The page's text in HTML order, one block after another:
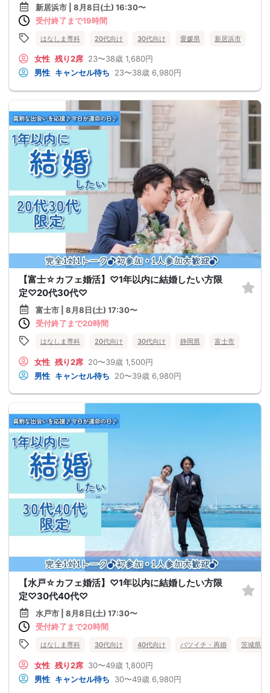
新居浜市 | 8月8日(土) 16:30〜
受付終了まで19時間
はなしま専科 20代向け 30代向け 愛媛県 新居浜市
女性 残り2席 23〜38歳 1,680円
男性 キャンセル待ち 23〜38歳 6,980円
【富士☆カフェ婚活】♡1年以内に結婚したい方限
定♡20代30代♡
富士市 | 8月8日(土) 17:30〜
受付終了まで20時間
はなしま専科 20代向け 30代向け 静岡県 富士市
女性 残り2席 20〜39歳 1,500円
男性 キャンセル待ち 20〜39歳 6,980円
【水戸☆カフェ婚活】♡1年以内に結婚したい方限
定♡30代40代♡
水戸市 | 8月8日(土) 17:30〜
受付終了まで20時間
はなしま専科 30代向け 40代向け バツイチ・再婚 茨城県
女性 残り2席 30〜49歳 1,800円
男性 キャンセル待ち 30〜49歳 6,980円